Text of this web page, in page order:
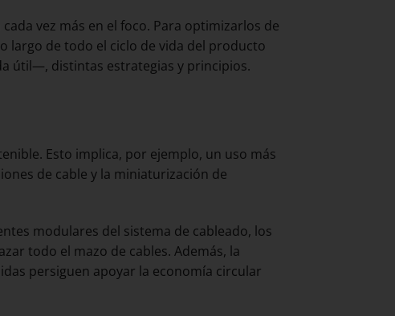
vez más en el foco. Para optimizarlos de
largo de todo el ciclo de vida del producto
útil—, distintas estrategias y principios.
Esto implica, por ejemplo, un uso más
de cable y la miniaturización de
modulares del sistema de cableado, los
todo el mazo de cables. Además, la
persiguen apoyar la economía circular